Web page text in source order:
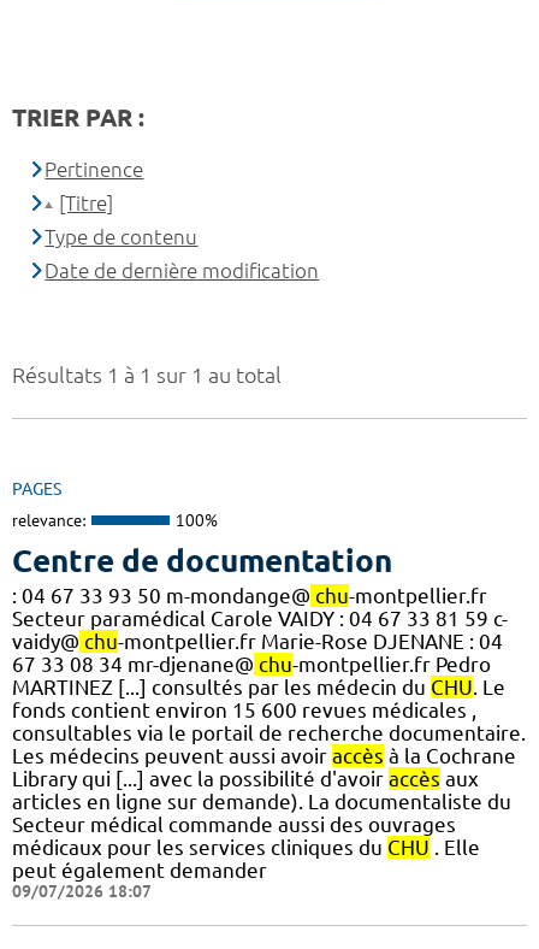
Résultats 1 à 1 sur 1 au total
PAGES
relevance: 100%
Centre de documentation
: 04 67 33 93 50 m-mondange@ chu-montpellier.fr
Secteur paramédical Carole VAIDY : 04 67 33 81 59 c-
vaidy@ chu-montpellier.fr Marie-Rose DJENANE : 04
67 33 08 34 mr-djenane@ chu-montpellier.fr Pedro
MARTINEZ [...] consultés par les médecin du CHU . Le
fonds contient environ 15 600 revues médicales ,
consultables via le portail de recherche documentaire.
Les médecins peuvent aussi avoir accès à la Cochrane
Library qui [...] avec la possibilité d'avoir accès aux
articles en ligne sur demande). La documentaliste du
Secteur médical commande aussi des ouvrages
médicaux pour les services cliniques du CHU . Elle
peut également demander
09/07/2026 18:07
TRIER PAR :
Pertinence
[Titre]
Type de contenu
Date de dernière modification